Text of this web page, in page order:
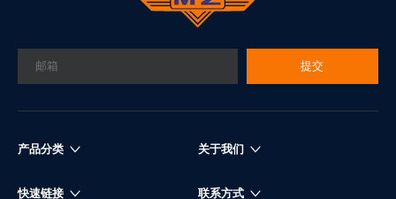
提交
产品分类 关于我们
快速链接 联系方式